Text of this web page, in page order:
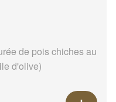
de pois chiches au
d'olive)